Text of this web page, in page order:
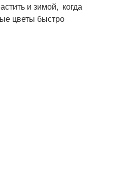
и зимой, когда
цветы быстро